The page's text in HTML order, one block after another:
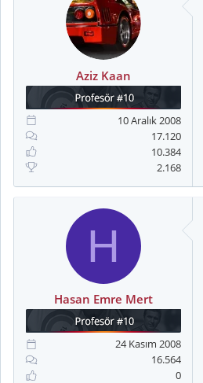
Aziz Kaan
10 Aralık 2008
17.120
10.384
2.168
H
Hasan Emre Mert
24 Kasım 2008
16.564
0